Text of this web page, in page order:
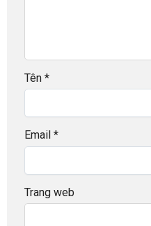
Tên *
Email *
Trang web